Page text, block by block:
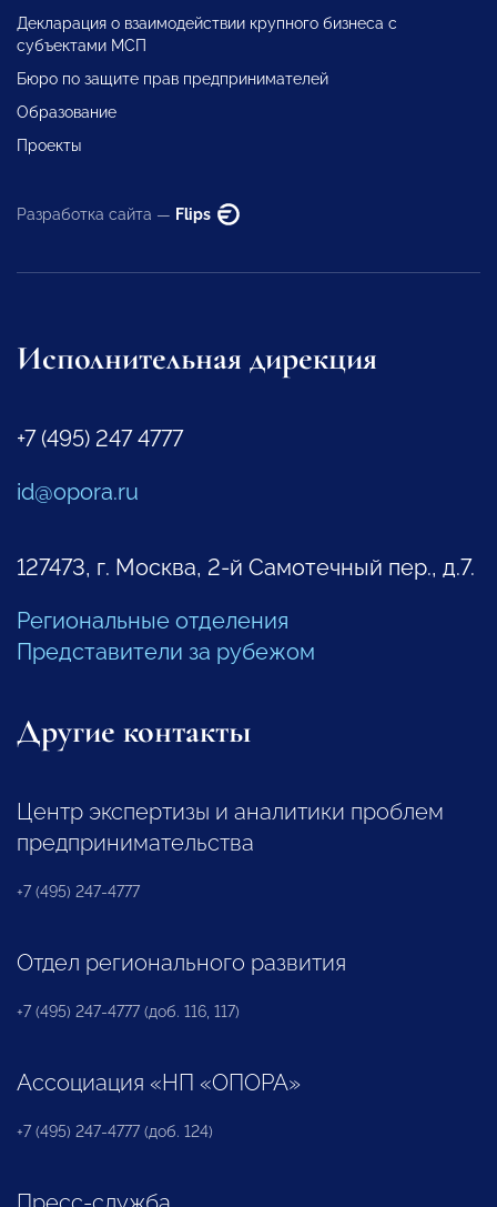
Декларация о взаимодействии крупного бизнеса с
субъектами МСП
Бюро по защите прав предпринимателей
Образование
Проекты
Разработка сайта — Flips
Исполнительная дирекция
+7 (495) 247 4777
id@opora.ru
127473, г. Москва, 2-й Самотечный пер., д.7.
Региональные отделения
Представители за рубежом
Другие контакты
Центр экспертизы и аналитики проблем
предпринимательства
+7 (495) 247-4777
Отдел регионального развития
+7 (495) 247-4777 (доб. 116, 117)
Ассоциация «НП «ОПОРА»
+7 (495) 247-4777 (доб. 124)